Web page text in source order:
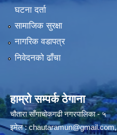
घटना दर्ता
सामाजिक सुरक्षा
नागरिक वडापत्र
निवेदनको ढाँचा
हाम्रो सम्पर्क ठेगाना
चौतारा साँगाचोकगढी नगरपालिका - ५
इमेल :chautaramun@gmail.com,